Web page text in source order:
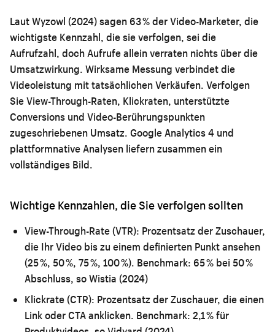
Laut Wyzowl (2024) sagen 63 % der Video-Marketer, die
wichtigste Kennzahl, die sie verfolgen, sei die
Aufrufzahl, doch Aufrufe allein verraten nichts über die
Umsatzwirkung. Wirksame Messung verbindet die
Videoleistung mit tatsächlichen Verkäufen. Verfolgen
Sie View-Through-Raten, Klickraten, unterstützte
Conversions und Video-Berührungspunkten
zugeschriebenen Umsatz. Google Analytics 4 und
plattformnative Analysen liefern zusammen ein
vollständiges Bild.
Wichtige Kennzahlen, die Sie verfolgen sollten
View-Through-Rate (VTR): Prozentsatz der Zuschauer,
die Ihr Video bis zu einem definierten Punkt ansehen
(25 %, 50 %, 75 %, 100 %). Benchmark: 65 % bei 50 %
Abschluss, so Wistia (2024)
Klickrate (CTR): Prozentsatz der Zuschauer, die einen
Link oder CTA anklicken. Benchmark: 2,1 % für